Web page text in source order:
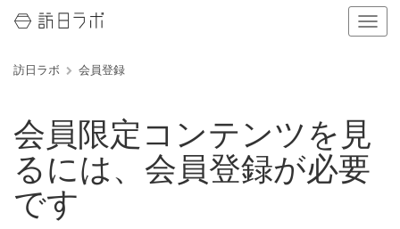
ナ
ビ
の
表
訪日ラボ 会員登録
会員限定コンテンツを見
るには、会員登録が必要
です